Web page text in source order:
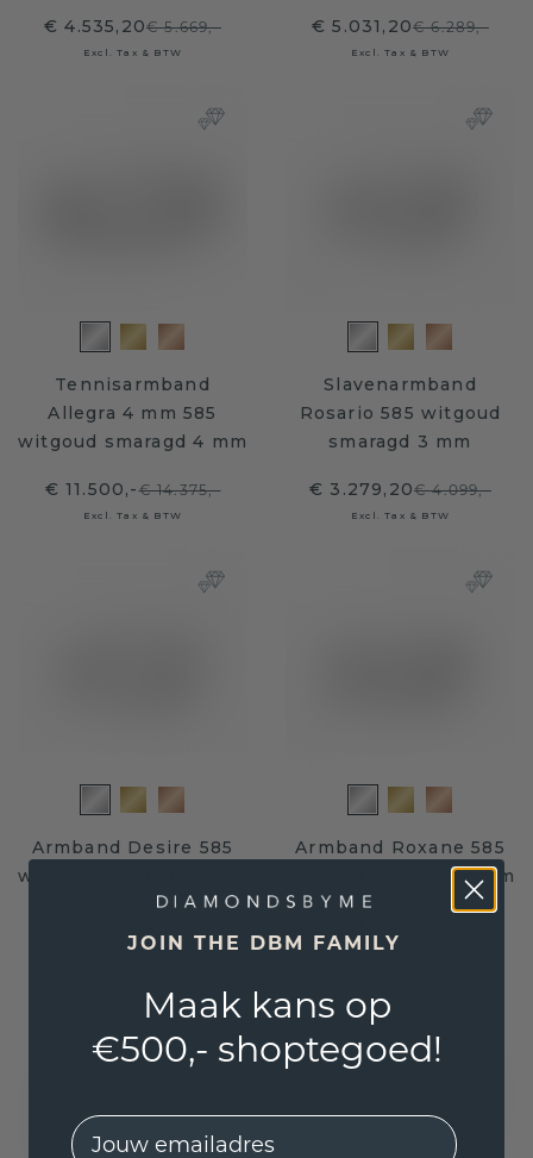
€ 4.535,20€ 5.669,-
Excl. Tax & BTW
€ 5.031,20€ 6.289,-
Excl. Tax & BTW
Tennisarmband
Allegra 4 mm 585
witgoud smaragd 4 mm
€ 11.500,-€ 14.375,-
Excl. Tax & BTW
Slavenarmband
Rosario 585 witgoud
smaragd 3 mm
€ 3.279,20€ 4.099,-
Excl. Tax & BTW
Armband Desire 585
witgoud smaragd 4 mm
Excl. Tax & BTW
Armband Roxane 585
witgoud smaragd 2 mm
Excl. Tax & BTW
JOIN THE DBM FAMILY
Maak kans op
€500,- shoptegoed!
EMail